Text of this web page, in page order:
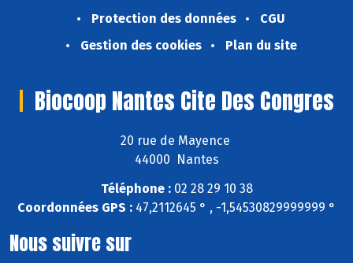
Protection des données
CGU
Gestion des cookies
Plan du site
Biocoop Nantes Cite Des Congres
20 rue de Mayence
44000 Nantes
Téléphone :02 28 29 10 38
Coordonnées GPS : 47,2112645 ° , -1,54530829999999 °
Nous suivre sur